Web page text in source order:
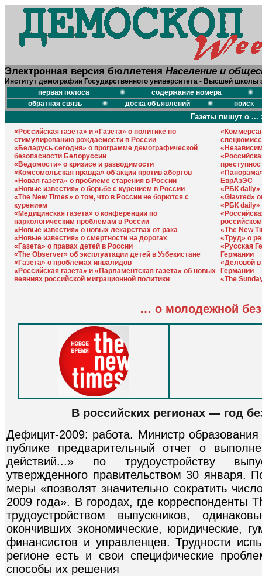
Электронная версия бюллетеня Население и
Институт демографии Государственного университета - Высшей школы
первая полоса
содержание номера
обратная связь
доска объявлений поиск
Газеты пишут о ...
«Российская газета» и «Газета» о политике по
стимулированию рождаемости в России
«Беларусь сегодня» о программе демографической
безопасности Белоруссии
«Ведомости» о кризисе и разводимости
«Комсомольская правда» об акции против абортов
«Новая газета» о проблеме старения в России
«Новые известия» о борьбе с курением в России
«The New Times» о том, что в России не борются с
курением
«Медицинская газета» о конференции по
наркологическим проблемам в России
«Новые известия» о новых лекарствах от рака
«Новые известия» о смертности на дорогах
«Газета» о правах детей в России
«The Observer» об эксплуатации детей в Узбекистане
«Газета» о проблемах инвалидов
«Российская газета» и «Парламентская газета» об новых
веяниях российской миграционной политики
ЕврАзЭС
«РБК daily»
«Glavred»
«РБК daily»
«The New
«Труд» о
«Русская
Германии
«Деловой
Германии
«The
… о молодежной
В российских регионах — год
Дефицит-2009: работа. Министр
публике предварительный отчет о
действий...» по трудоустройству
утвержденного правительством 30 января.
меры «позволят значительно сократить
2009 года». В городах, где корреспонденты
трудоустройством выпускников,
окончивших экономические, юридические,
финансистов и управленцев. Трудности
регионе есть и свои специфические
способы их решения